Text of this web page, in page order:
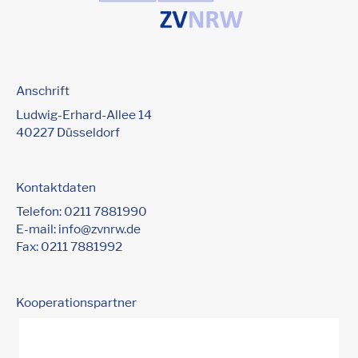
Anschrift
Ludwig-Erhard-Allee 14
40227 Düsseldorf
Kontaktdaten
Telefon: 0211 7881990
E-mail: info@zvnrw.de
Fax: 0211 7881992
Kooperationspartner